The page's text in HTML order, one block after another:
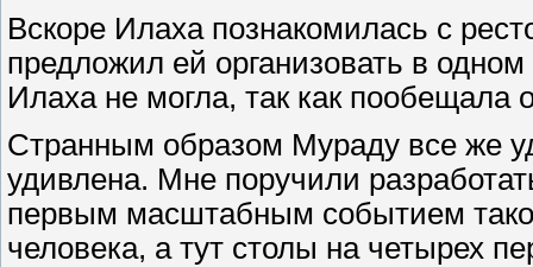
Вскоре Илаха познакомилась с
предложил ей организовать в
Илаха не могла, так как пообещала
Странным образом Мураду все же
удивлена. Мне поручили
первым масштабным событием
человека, а тут столы на четырех